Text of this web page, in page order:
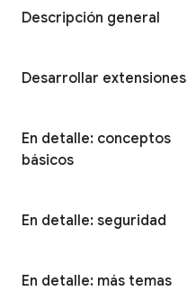
Descripción general
Desarrollar extensiones
En detalle: conceptos
básicos
En detalle: seguridad
En detalle: más temas